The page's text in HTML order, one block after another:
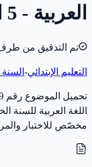
العربية - 5 ابتدائي
تم التدقيق من
التعليم الإبتدائي-
مخصّص للاختبار